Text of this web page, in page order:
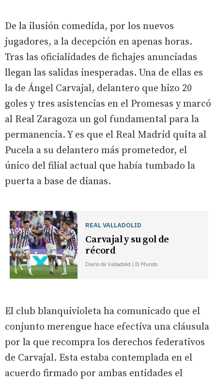
De la ilusión comedida, por los nuevos
jugadores, a la decepción en apenas horas.
Tras las oficialidades de fichajes anunciadas
llegan las salidas inesperadas. Una de ellas es
la de Ángel Carvajal, delantero que hizo 20
goles y tres asistencias en el Promesas y marcó
al Real Zaragoza un gol fundamental para la
permanencia. Y es que el Real Madrid quita al
Pucela a su delantero más prometedor, el
único del filial actual que había tumbado la
puerta a base de dianas.
REAL VALLADOLID
Carvajal y su gol de
récord
Diario de Valladolid | El Mundo
El club blanquivioleta ha comunicado que el
conjunto merengue hace efectiva una cláusula
por la que recompra los derechos federativos
de Carvajal. Esta estaba contemplada en el
acuerdo firmado por ambas entidades el